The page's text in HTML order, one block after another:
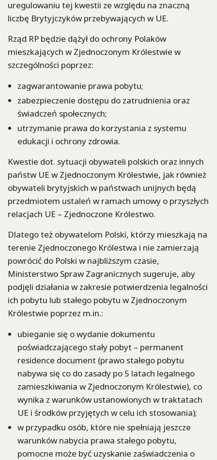
uregulowaniu tej kwestii ze względu na znaczną
liczbę Brytyjczyków przebywających w UE.
Rząd RP będzie dążył do ochrony Polaków
mieszkających w Zjednoczonym Królestwie w
szczególności poprzez:
zagwarantowanie prawa pobytu;
zabezpieczenie dostępu do zatrudnienia oraz
świadczeń społecznych;
utrzymanie prawa do korzystania z systemu
edukacji i ochrony zdrowia.
Kwestie dot. sytuacji obywateli polskich oraz innych
państw UE w Zjednoczonym Królestwie, jak również
obywateli brytyjskich w państwach unijnych będą
przedmiotem ustaleń w ramach umowy o przyszłych
relacjach UE – Zjednoczone Królestwo.
Dlatego też obywatelom Polski, którzy mieszkają na
terenie Zjednoczonego Królestwa i nie zamierzają
powrócić do Polski w najbliższym czasie,
Ministerstwo Spraw Zagranicznych sugeruje, aby
podjęli działania w zakresie potwierdzenia legalności
ich pobytu lub stałego pobytu w Zjednoczonym
Królestwie poprzez m.in.:
ubieganie się o wydanie dokumentu
poświadczającego stały pobyt – permanent
residence document (prawo stałego pobytu
nabywa się co do zasady po 5 latach legalnego
zamieszkiwania w Zjednoczonym Królestwie), co
wynika z warunków ustanowionych w traktatach
UE i środków przyjętych w celu ich stosowania);
w przypadku osób, które nie spełniają jeszcze
warunków nabycia prawa stałego pobytu,
pomocne może być uzyskanie zaświadczenia o